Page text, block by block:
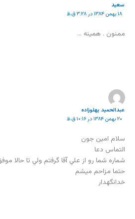
سعید
۱۸ بهمن ۱۳۸۴ در ۳:۲۸ ق.ظ
ممنون . همينه …
عبدالحمید پهلوزاده
۲۰ بهمن ۱۳۸۴ در ۱۰:۱۶ ق.ظ
سلام امين جون
التماس دعا
شماره شما رو از علي آقا گرفتم ولي تا حالا
حتما مزاحم ميشم
خدانگهدار